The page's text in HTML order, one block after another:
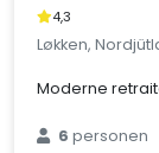
4,3
Løkken,
Moderne
6personen